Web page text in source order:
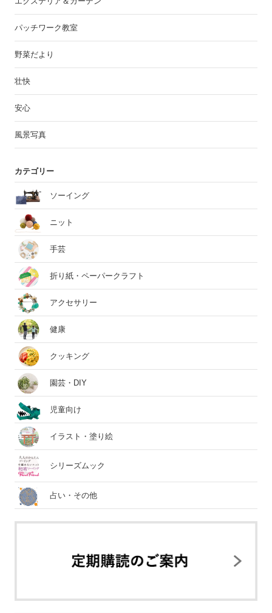
パッチワーク教室
野菜だより
壮快
安心
風景写真
カテゴリー
ソーイング
ニット
手芸
折り紙・ペーパークラフト
アクセサリー
健康
クッキング
園芸・DIY
児童向け
イラスト・塗り絵
シリーズムック
占い・その他